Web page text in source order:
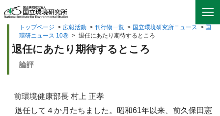
トップページ > 広報活動 > 刊行物一覧 > 国立環境研究所ニュース > 国
環研ニュース 10巻 > 退任にあたり期待するところ
退任にあたり期待するところ
論評
前環境健康部長 村上 正孝
退任して４か月たちました。昭和61年以来、前久保田憲